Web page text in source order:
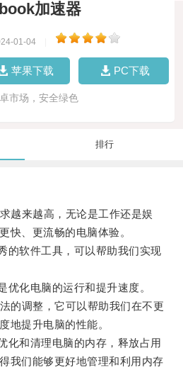
加速器
01-04
苹果下载 PC下载
市场，安全绿色
排行
来越高，无论是工作还是娱
快、更流畅的电脑体验。
软件工具，可以帮助我们实现
化电脑的运行和提升速度。
调整，它可以帮助我们在不更
地提升电脑的性能。
和清理电脑的内存，释放占用
我们能够更好地管理和利用内存